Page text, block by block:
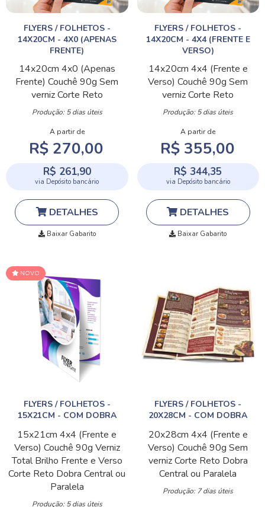
FLYERS / FOLHETOS -
14X20CM - 4X0 (APENAS
FRENTE)
14x20cm 4x0 (Apenas
Frente) Couchê 90g Sem
vernizCorte Reto
Produção: 5 dias úteis
A partir de
R$ 270,00
R$ 261,90
via Depósito bancário
DETALHES
Baixar Gabarito
FLYERS / FOLHETOS -
14X20CM - 4X4 (FRENTE E
VERSO)
14x20cm 4x4 (Frente e
Verso) Couchê 90g Sem
vernizCorte Reto
Produção: 5 dias úteis
A partir de
R$ 355,00
R$ 344,35
via Depósito bancário
DETALHES
Baixar Gabarito
NOVO
FLYERS / FOLHETOS -
15X21CM - COM DOBRA
15x21cm 4x4 (Frente e
Verso) Couchê 90g Verniz
Total Brilho Frente e Verso
Corte Reto Dobra Central ou
Paralela
Produção: 5 dias úteis
FLYERS / FOLHETOS -
20X28CM - COM DOBRA
20x28cm 4x4 (Frente e
Verso) Couchê 90g Sem
vernizCorte Reto Dobra
Central ou Paralela
Produção: 7 dias úteis